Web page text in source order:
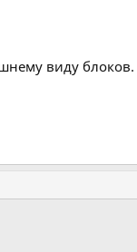
виду блоков.